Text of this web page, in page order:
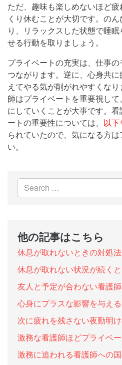
ただ、趣味も楽しめないほど
くり休むことが大切です。の
り、リラックスした状態で睡
せる行動を取りましょう。
プライベートの充実は、仕事
つながります。逆に、心身共
えてやる気が削がれやすくな
師はプライベートを重要視し
にしていくことが大事です。
ートの重要性については、 以下
られていたので、気になる方
い。
他の記事はこちら
休息が取れないときの対処法
休息が取れない状況が続く
友人と予定が合わない看護
心身にプラスな影響を与え
次に疲れを残さない夜勤明
激務な看護師ほどプライベ
激務に追われる看護師への